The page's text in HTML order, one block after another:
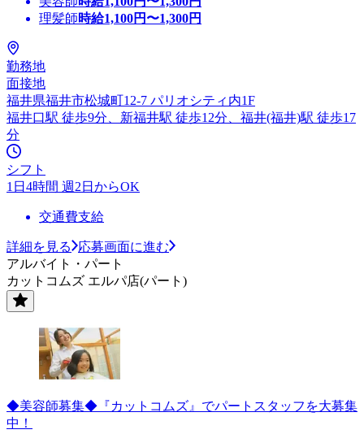
理髪師時給1,100円〜1,300円
勤務地
面接地
福井県福井市松城町12-7 パリオシティ内1F
福井口駅 徒歩9分、新福井駅 徒歩12分、福井(福井)駅 徒歩17
分
シフト
1日4時間 週2日からOK
交通費支給
詳細を見る
応募画面に進む
アルバイト・パート
カットコムズ エルパ店(パート)
◆美容師募集◆『カットコムズ』でパートスタッフを大募集
中！